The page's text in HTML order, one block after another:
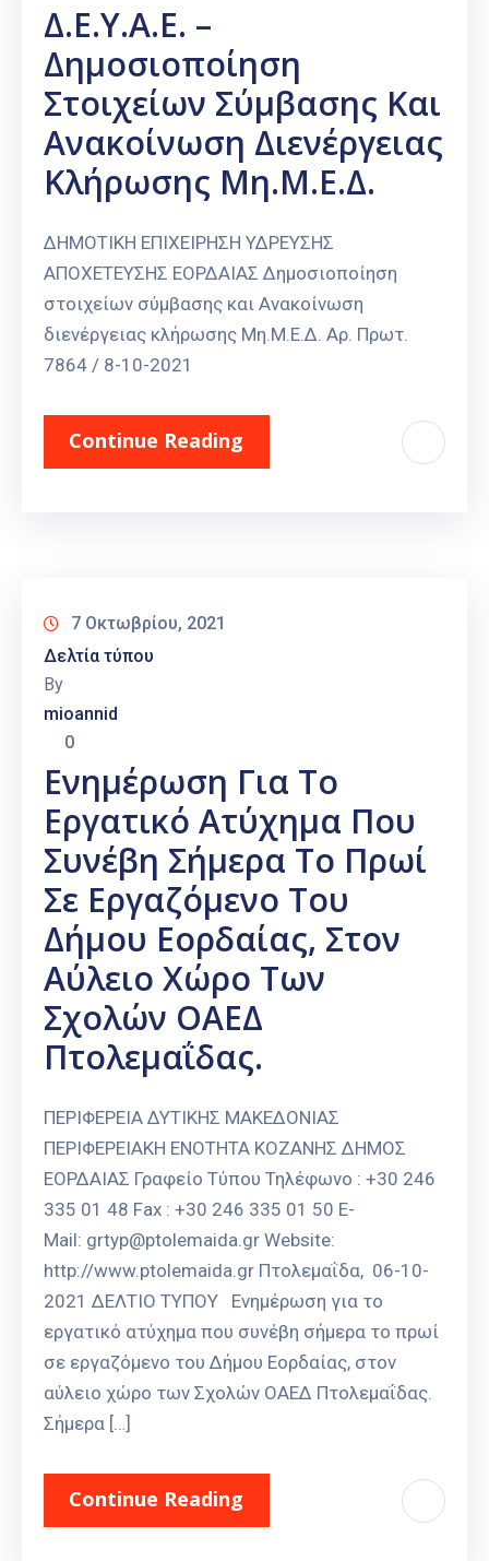
Δ.Ε.Υ.Α.Ε. –
Δημοσιοποίηση
Στοιχείων Σύμβασης Και
Ανακοίνωση Διενέργειας
Κλήρωσης Μη.Μ.Ε.Δ.
ΔΗΜΟΤΙΚΗ ΕΠΙΧΕΙΡΗΣΗ ΥΔΡΕΥΣΗΣ
ΑΠΟΧΕΤΕΥΣΗΣ ΕΟΡΔΑΙΑΣ Δημοσιοποίηση
στοιχείων σύμβασης και Ανακοίνωση
διενέργειας κλήρωσης Μη.Μ.Ε.Δ. Αρ. Πρωτ.
7864 / 8-10-2021
Continue Reading
7 Οκτωβρίου, 2021
Δελτία τύπου
By
mioannid
0
Ενημέρωση Για Το
Εργατικό Ατύχημα Που
Συνέβη Σήμερα Το Πρωί
Σε Εργαζόμενο Του
Δήμου Εορδαίας, Στον
Αύλειο Χώρο Των
Σχολών ΟΑΕΔ
Πτολεμαΐδας.
ΠΕΡΙΦΕΡΕΙΑ ΔΥΤΙΚΗΣ ΜΑΚΕΔΟΝΙΑΣ
ΠΕΡΙΦΕΡΕΙΑΚΗ ΕΝΟΤΗΤΑ ΚΟΖΑΝΗΣ ΔΗΜΟΣ
ΕΟΡΔΑΙΑΣ Γραφείο Τύπου Τηλέφωνο : +30 246
335 01 48 Fax : +30 246 335 01 50 E-
Mail: grtyp@ptolemaida.gr Website:
http://www.ptolemaida.gr Πτολεμαΐδα, 06-10-
2021 ΔΕΛΤΙΟ ΤΥΠΟΥ Ενημέρωση για το
εργατικό ατύχημα που συνέβη σήμερα το πρωί
σε εργαζόμενο του Δήμου Εορδαίας, στον
αύλειο χώρο των Σχολών ΟΑΕΔ Πτολεμαΐδας.
Σήμερα […]
Continue Reading